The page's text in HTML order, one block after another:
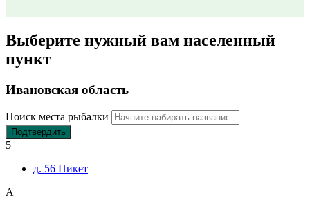
Выберите нужный вам населенный
пункт
Ивановская область
Поиск места рыбалки
Подтвердить
5
д. 56 Пикет
А